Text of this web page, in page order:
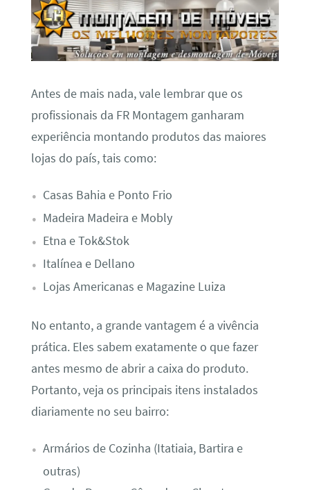
Antes de mais nada, vale lembrar que os
profissionais da FR Montagem ganharam
experiência montando produtos das maiores
lojas do país, tais como:
Casas Bahia e Ponto Frio
Madeira Madeira e Mobly
Etna e Tok&Stok
Italínea e Dellano
Lojas Americanas e Magazine Luiza
No entanto, a grande vantagem é a vivência
prática. Eles sabem exatamente o que fazer
antes mesmo de abrir a caixa do produto.
Portanto, veja os principais itens instalados
diariamente no seu bairro:
Armários de Cozinha (Itatiaia, Bartira e
outras)